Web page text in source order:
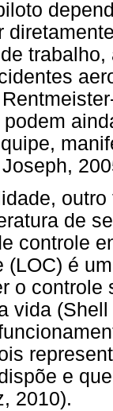
de
controle
(LOC) é
o
vida
e
2010).